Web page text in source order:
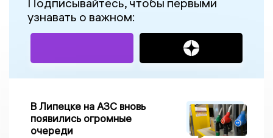
узнавать о важном:
В Липецке на АЗС вновь
появились огромные
очереди